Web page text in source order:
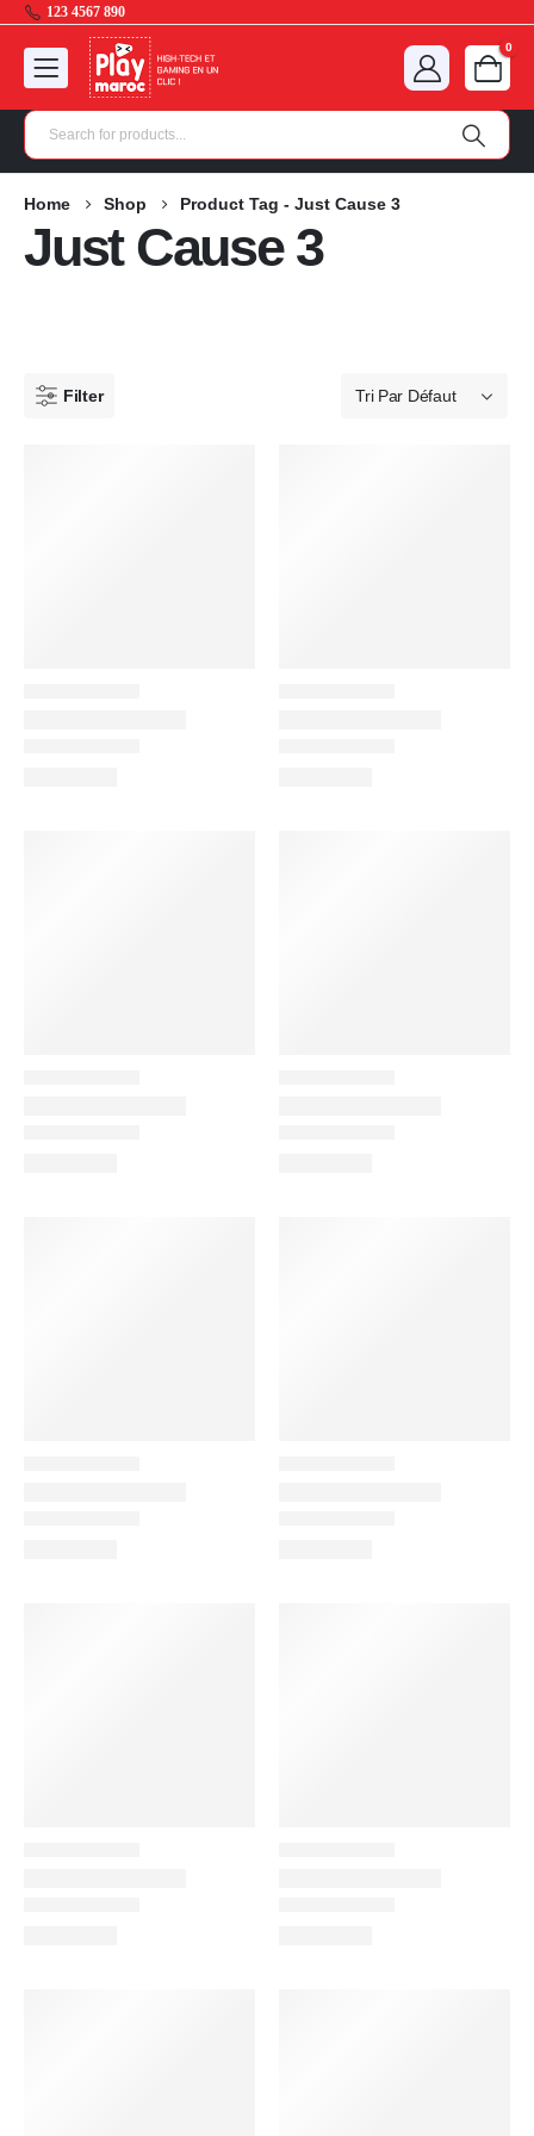
123 4567 890
0
Home Shop Product Tag - Just Cause 3
Just Cause 3
Filter